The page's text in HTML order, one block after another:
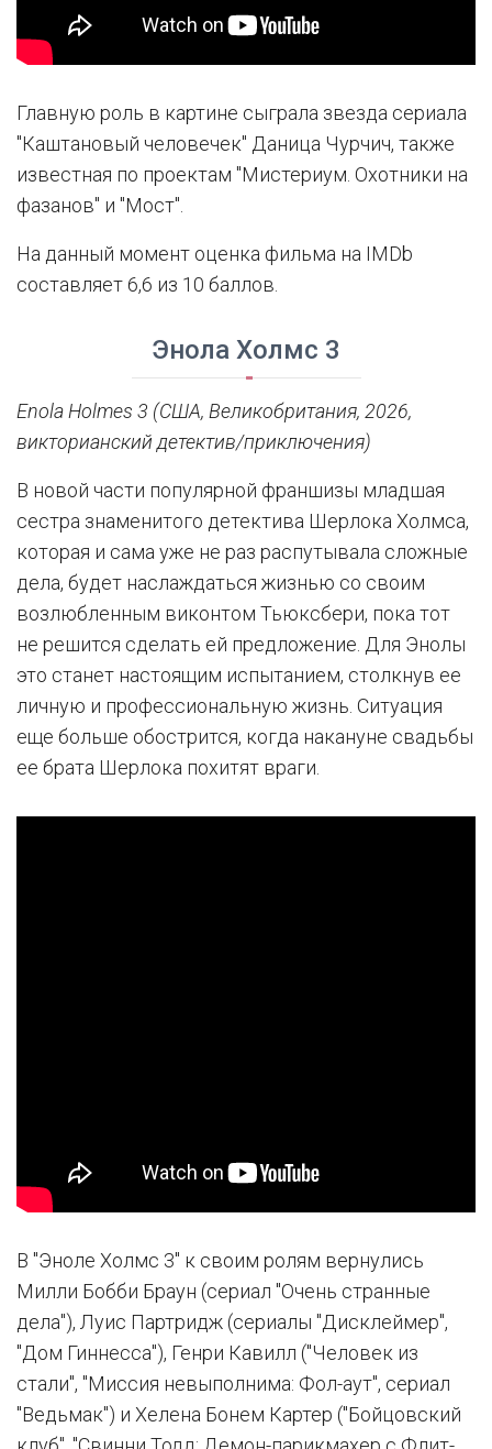
Главную роль в картине сыграла звезда сериала
"Каштановый человечек" Даница Чурчич, также
известная по проектам "Мистериум. Охотники на
фазанов" и "Мост".
На данный момент оценка фильма на IMDb
составляет 6,6 из 10 баллов.
Энола Холмс 3
Enola Holmes 3 (США, Великобритания, 2026,
викторианский детектив/приключения)
В новой части популярной франшизы младшая
сестра знаменитого детектива Шерлока Холмса,
которая и сама уже не раз распутывала сложные
дела, будет наслаждаться жизнью со своим
возлюбленным виконтом Тьюксбери, пока тот
не решится сделать ей предложение. Для Энолы
это станет настоящим испытанием, столкнув ее
личную и профессиональную жизнь. Ситуация
еще больше обострится, когда накануне свадьбы
ее брата Шерлока похитят враги.
В "Эноле Холмс 3" к своим ролям вернулись
Милли Бобби Браун (сериал "Очень странные
дела"), Луис Партридж (сериалы "Дисклеймер",
"Дом Гиннесса"), Генри Кавилл ("Человек из
стали", "Миссия невыполнима: Фол-аут", сериал
"Ведьмак") и Хелена Бонем Картер ("Бойцовский